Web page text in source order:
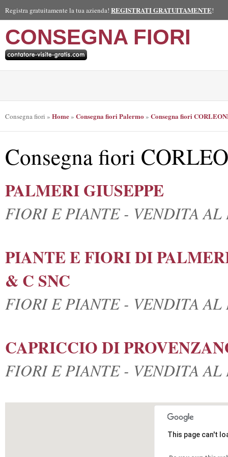
Registra gratuitamente la tua azienda! REGISTRATI GRATUITAMENTE!
CONSEGNA FIORI
Consegna fiori » Home» Consegna fiori Palermo » Consegna fiori
Consegna fiori
PALMERI GIUSEPPE
FIORI E PIANTE - VENDITA
PIANTE E FIORI DI
& C SNC
FIORI E PIANTE - VENDITA
CAPRICCIO DI
FIORI E PIANTE - VENDITA
This page can't